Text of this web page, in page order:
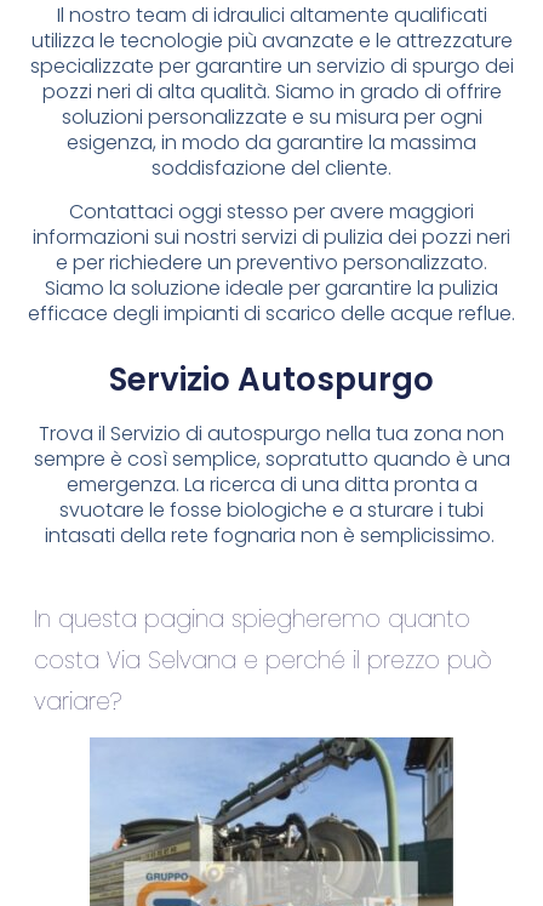
Il nostro team di idraulici altamente qualificati
utilizza le tecnologie più avanzate e le attrezzature
specializzate per garantire un servizio di spurgo dei
pozzi neri di alta qualità. Siamo in grado di offrire
soluzioni personalizzate e su misura per ogni
esigenza, in modo da garantire la massima
soddisfazione del cliente.
Contattaci oggi stesso per avere maggiori
informazioni sui nostri servizi di pulizia dei pozzi neri
e per richiedere un preventivo personalizzato.
Siamo la soluzione ideale per garantire la pulizia
efficace degli impianti di scarico delle acque reflue.
Servizio Autospurgo
Trova il Servizio di autospurgo nella tua zona non
sempre è così semplice, sopratutto quando è una
emergenza. La ricerca di una ditta pronta a
svuotare le fosse biologiche e a sturare i tubi
intasati della rete fognaria non è semplicissimo.
In questa pagina spiegheremo quanto
costa Via Selvana e perché il prezzo può
variare?